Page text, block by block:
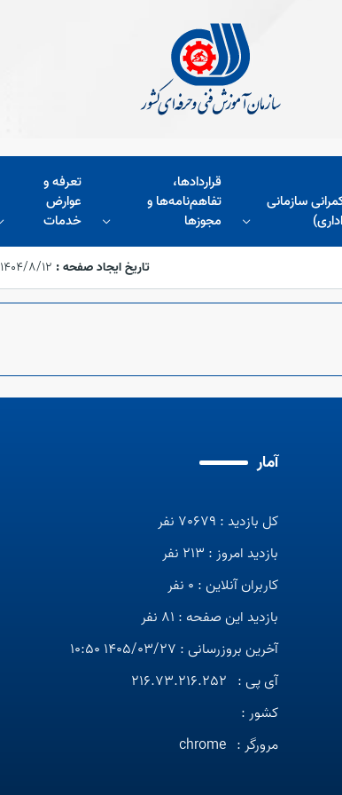
سازمانی
قراردادها،
تفاهم‌نامه‌ها و
مجوز‌ها
تعرفه و
عوارض
خدمات
تاریخ ایجاد صفحه : ۱۴۰۴/۸/۱۲،‏ ۱۲:۱۸:۱۲
آمار
کل بازدید : 70679 نفر
بازدید امروز : 213 نفر
کاربران آنلاین : 0 نفر
بازدید این صفحه : 81 نفر
آخرین بروزرسانی : 1405/03/27 10:50
آی پی : 216.73.216.252
کشور :
مرورگر : chrome